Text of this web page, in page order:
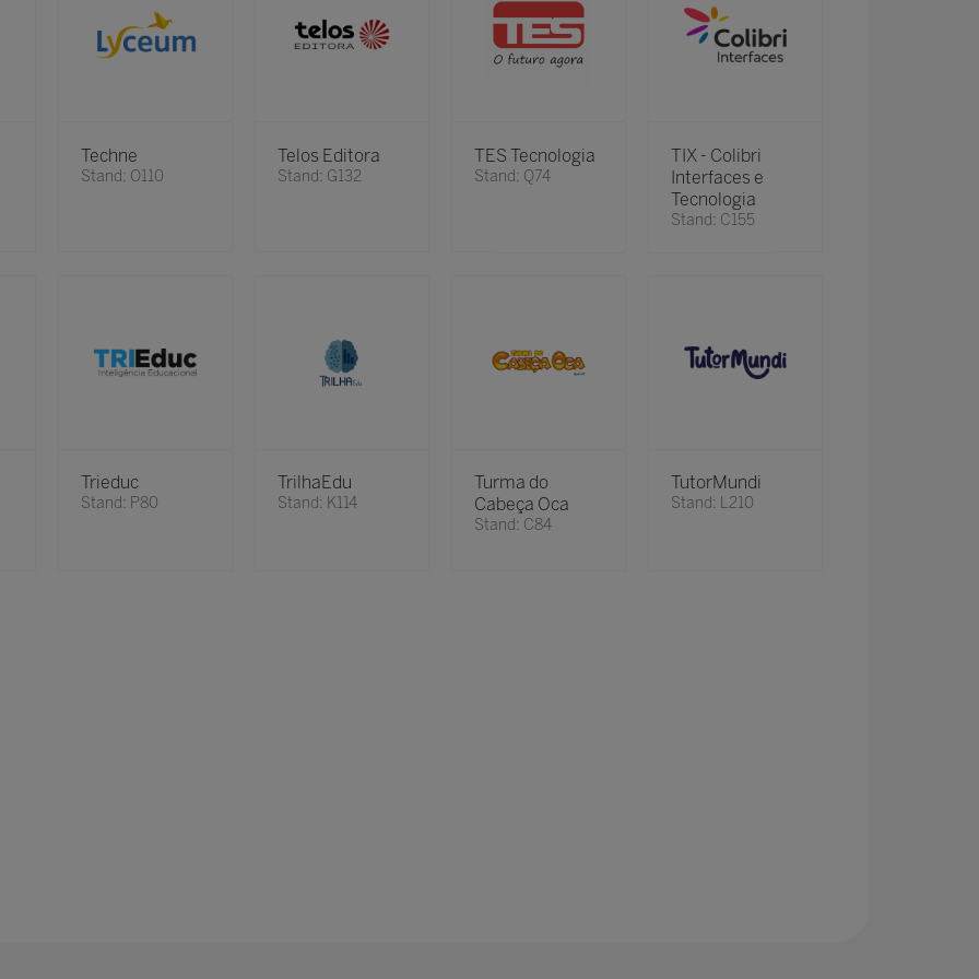
Techne
Stand: O110
Telos Editora
Stand: G132
TES Tecnologia
Stand: Q74
TIX - Colibri
Interfaces e
Tecnologia
Stand: C155
Trieduc
Stand: P80
TrilhaEdu
Stand: K114
Turma do
Cabeça Oca
Stand: C84
TutorMundi
Stand: L210